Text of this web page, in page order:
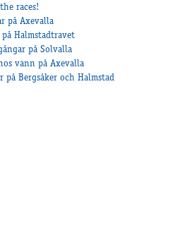
races!
på Axevalla
Halmstadtravet
på Solvalla
vann på Axevalla
på Bergsåker och Halmstad